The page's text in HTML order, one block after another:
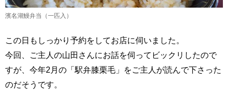
濱名湖鰻弁当（一匹入）
この日もしっかり予約をしてお店に伺いました。
今回、ご主人の山田さんにお話を伺ってビックリしたので
すが、今年2月の「駅弁膝栗毛」をご主人が読んで下さった
のだそうです。